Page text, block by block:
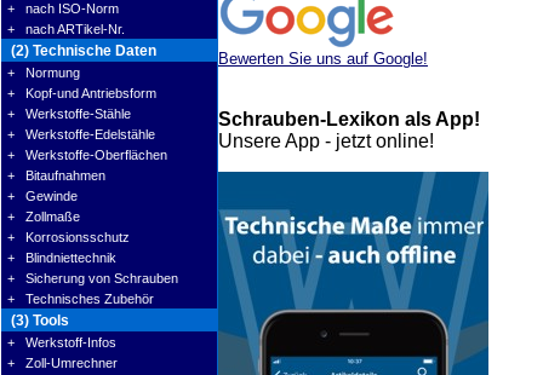
+ nach ISO-Norm
+ nach ARTikel-Nr.
(2) Technische Daten
+ Normung
+ Kopf-und Antriebsform
+ Werkstoffe-Stähle
+ Werkstoffe-Edelstähle
+ Werkstoffe-Oberflächen
+ Bitaufnahmen
+ Gewinde
+ Zollmaße
+ Korrosionsschutz
+ Blindniettechnik
+ Sicherung von Schrauben
+ Technisches Zubehör
(3) Tools
+ Werkstoff-Infos
+ Zoll-Umrechner
Bewerten Sie uns auf Google!
Schrauben-Lexikon als App!
Unsere App - jetzt online!